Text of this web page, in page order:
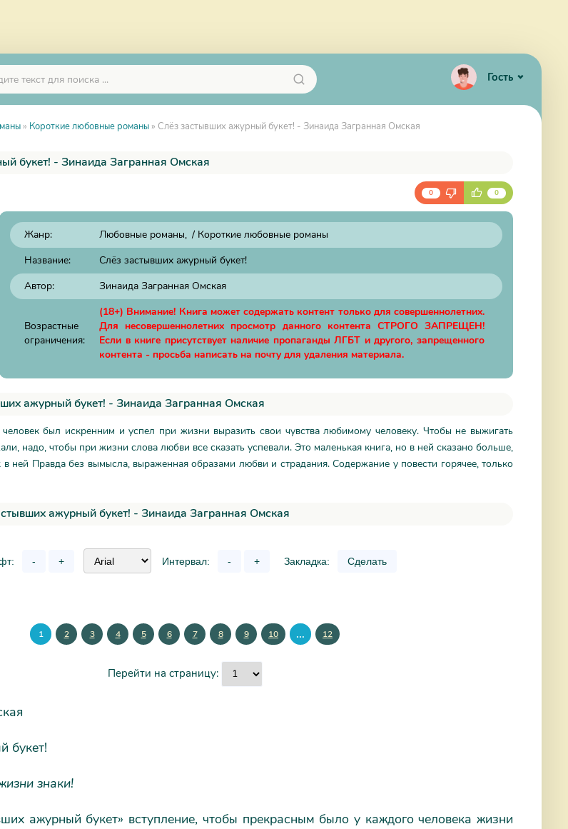
Гость
» Короткие любовные романы » Слёз застывших ажурный букет! - Зинаида Загранная Омская
букет! - Зинаида Загранная Омская
0 0
Жанр: Любовные романы / Короткие любовные романы
Название:
Слёз застывших ажурный букет!
Автор:
Зинаида Загранная Омская
Возрастные
ограничения:
(18+) Внимание! Книга может содержать контент только для совершеннолетних.
Для несовершеннолетних просмотр данного контента СТРОГО ЗАПРЕЩЕН!
Если в книге присутствует наличие пропаганды ЛГБТ и другого, запрещенного
контента - просьба написать на почту для удаления материала.
ажурный букет! - Зинаида Загранная Омская
был искренним и успел при жизни выразить свои чувства любимому человеку. Чтобы не выжигать
надо, чтобы при жизни слова любви все сказать успевали. Это маленькая книга, но в ней сказано больше,
ней Правда без вымысла, выраженная образами любви и страдания. Содержание у повести горячее, только
ажурный букет! - Зинаида Загранная Омская
- + Интервал: - + Закладка: Сделать
1 2 3 4 5 6 7 8 9 10 ... 12
Перейти на страницу:
букет!
знаки!
ажурный букет» вступление, чтобы прекрасным было у каждого человека жизни